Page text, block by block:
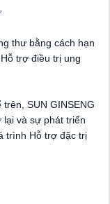
thư bằng cách hạn
Hỗ trợ điều trị ung
SUN GINSENG
và sự phát triển
trình Hỗ trợ đặc trị